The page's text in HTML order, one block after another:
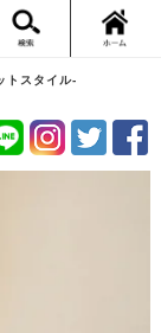
トスタイル-